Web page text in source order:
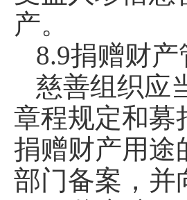
产。
8.9捐赠财产
慈善组织应
章程规定和募
捐赠财产用途
部门备案，并